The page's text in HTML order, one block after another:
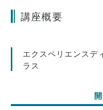
講座概要
エクスペリエンスデ
ラス